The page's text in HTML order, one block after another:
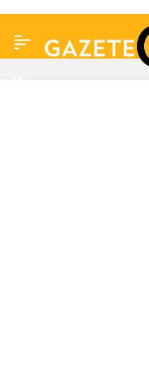
memleketi Polonya’da